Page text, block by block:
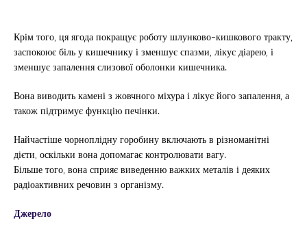
Крім того, ця ягода покращує роботу шлунково-кишкового тракту,
заспокоює біль у кишечнику і зменшує спазми, лікує діарею, і
зменшує запалення слизової оболонки кишечника.
Вона виводить камені з жовчного міхура і лікує його запалення, а
також підтримує функцію печінки.
Найчастіше чорноплідну горобину включають в різноманітні
дієти, оскільки вона допомагає контролювати вагу.
Більше того, вона сприяє виведенню важких металів і деяких
радіоактивних речовин з організму.
Джерело